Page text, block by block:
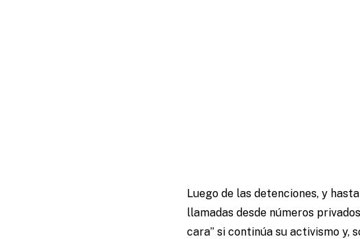
Luego de las detenciones, y
llamadas desde números
cara” si continúa su activismo y,